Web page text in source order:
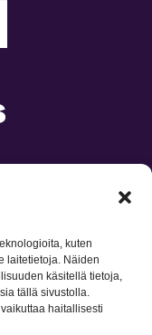
kuten
laitetietoja. Näiden
käsitellä tietoja,
tällä sivustolla.
haitallisesti